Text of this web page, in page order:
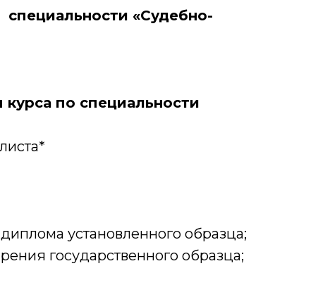
«Судебно-
по специальности
установленного образца;
государственного образца;